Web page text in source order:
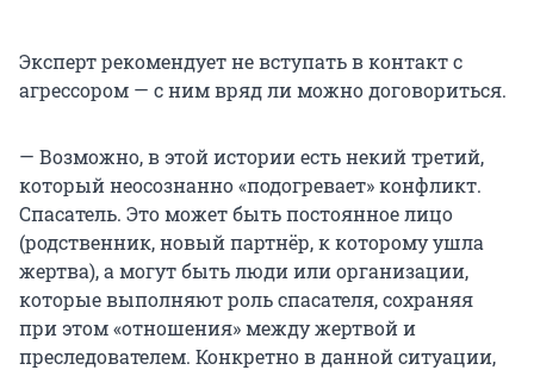
Эксперт рекомендует не вступать в контакт с
агрессором — с ним вряд ли можно договориться.
— Возможно, в этой истории есть некий третий,
который неосознанно «подогревает» конфликт.
Спасатель. Это может быть постоянное лицо
(родственник, новый партнёр, к которому ушла
жертва), а могут быть люди или организации,
которые выполняют роль спасателя, сохраняя
при этом «отношения» между жертвой и
преследователем. Конкретно в данной ситуации,